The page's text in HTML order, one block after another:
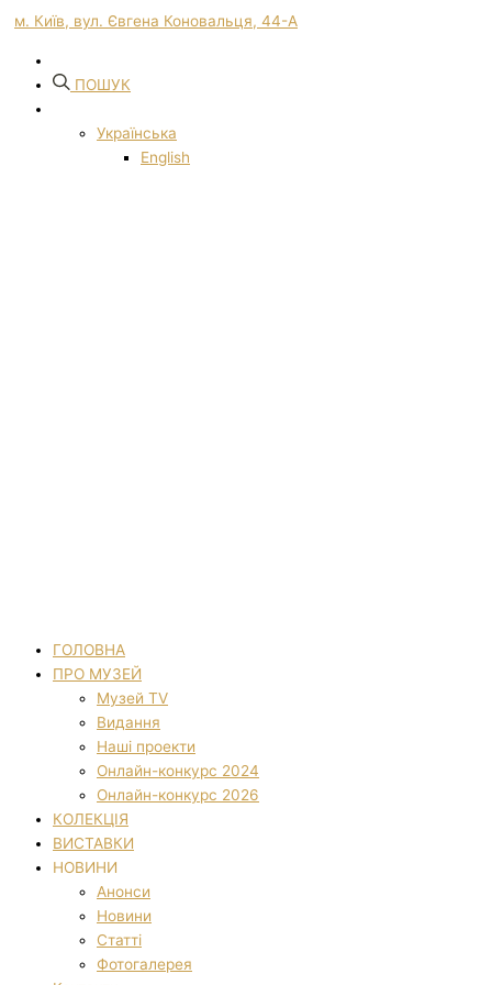
м. Київ, вул. Євгена Коновальця, 44-А
ПОШУК
Українська
English
ГОЛОВНА
ПРО МУЗЕЙ
Музей TV
Видання
Наші проекти
Онлайн-конкурс 2024
Онлайн-конкурс 2026
КОЛЕКЦІЯ
ВИСТАВКИ
НОВИНИ
Анонси
Новини
Статті
Фотогалерея